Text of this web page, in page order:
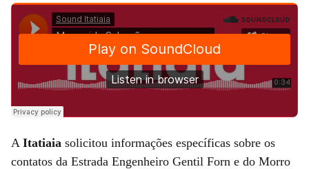
A Itatiaia solicitou informações específicas sobre os
contatos da Estrada Engenheiro Gentil Forn e do Morro